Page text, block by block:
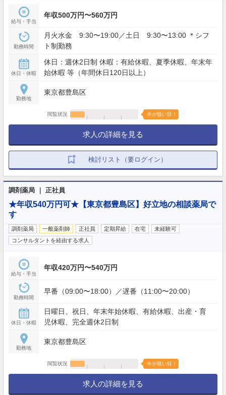
給与・手当
年収500万円〜560万円
勤務時間
月火水金 9:30〜19:00／土日 9:30〜13:00 ＊シフ
ト制勤務
休日・休暇
休日：週休2日制 休暇：有給休暇、夏季休暇、年末年
始休暇 等（年間休日120日以上）
勤務地
東京都豊島区
閲覧状況 今が狙い目！
求人の詳細を見る
検討リスト（要ログイン）
調剤薬局 ｜ 正社員
★年収540万円可★【東京都豊島区】好立地の相談薬局で
す
調剤薬局 一般薬剤師 正社員 定期昇給 在宅
未経験可
コンサルタントを経由する求人
給与・手当
年収420万円〜540万円
勤務時間
早番（09:00〜18:00）／遅番（11:00〜20:00）
休日・休暇
日曜日、祝日、年末年始休暇、有給休暇、出産・育
児休暇、完全週休2日制
勤務地
東京都豊島区
閲覧状況 今が狙い目！
求人の詳細を見る